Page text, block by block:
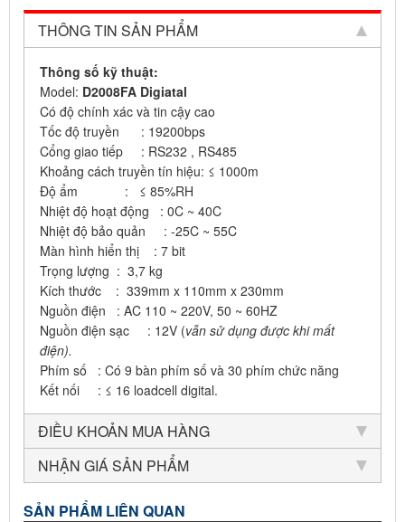
THÔNG TIN SẢN PHẨM
Thông số kỹ thuật:
Model: D2008FA Digiatal
Có độ chính xác và tin cậy cao
Tốc độ truyền : 19200bps
Cổng giao tiếp : RS232 , RS485
Khoảng cách truyền tín hiệu: ≤ 1000m
Độ ẩm : ≤ 85%RH
Nhiệt độ hoạt động : 0C ~ 40C
Nhiệt độ bảo quản : -25C ~ 55C
Màn hình hiển thị : 7 bit
Trọng lượng : 3,7 kg
Kích thước : 339mm x 110mm x 230mm
Nguồn điện : AC 110 ~ 220V, 50 ~ 60HZ
Nguồn điện sạc : 12V (vẫn sử dụng được khi mất
điện).
Phím số : Có 9 bàn phím số và 30 phím chức năng
Kết nối : ≤ 16 loadcell digital.
ĐIỀU KHOẢN MUA HÀNG
NHẬN GIÁ SẢN PHẨM
SẢN PHẨM LIÊN QUAN